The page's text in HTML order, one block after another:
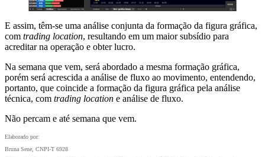
E assim, têm-se uma análise conjunta da formação da figura gráfica,
com trading location, resultando em um maior subsídio para
acreditar na operação e obter lucro.
Na semana que vem, será abordado a mesma formação gráfica,
porém será acrescida a análise de fluxo ao movimento, entendendo,
portanto, que coincide a formação da figura gráfica pela análise
técnica, com trading location e análise de fluxo.
Não percam e até semana que vem.
Elaborado por:
Bruna Sene, CNPI-T 6928